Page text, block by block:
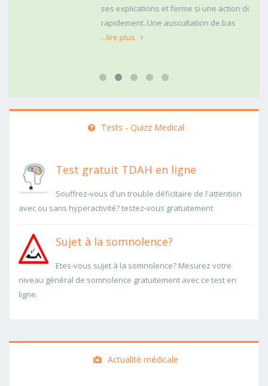
ses explications et ferme si une action doit être menée
rapidement..Une auscultation de bas
Tests - Quizz Medical
Test gratuit TDAH en ligne
Souffrez-vous d'un trouble déficitaire de l'attention
avec ou sans hyperactivité? testez-vous gratuitement
Sujet à la somnolence?
Etes-vous sujet à la somnolence? Mesurez votre
niveau général de somnolence gratuitement avec ce test en
ligne.
Actualité médicale